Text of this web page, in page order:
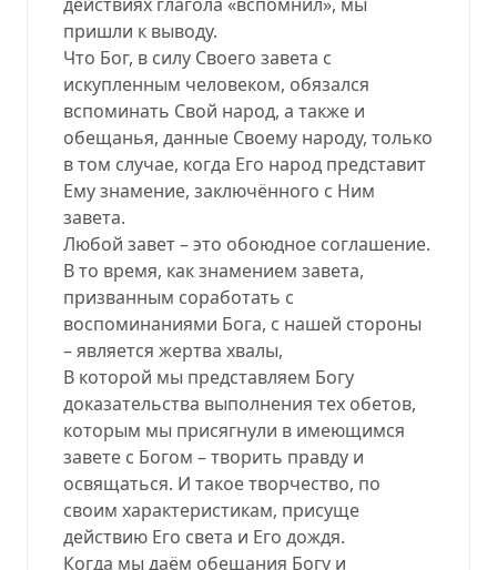
пришли к выводу.
Что Бог, в силу Своего завета с
искупленным человеком, обязался
вспоминать Свой народ, а также и
обещанья, данные Своему народу, только
в том случае, когда Его народ представит
Ему знамение, заключённого с Ним
завета.
Любой завет – это обоюдное соглашение.
В то время, как знамением завета,
призванным соработать с
воспоминаниями Бога, с нашей стороны
– является жертва хвалы,
В которой мы представляем Богу
доказательства выполнения тех обетов,
которым мы присягнули в имеющимся
завете с Богом – творить правду и
освящаться. И такое творчество, по
своим характеристикам, присуще
действию Его света и Его дождя.
Когда мы даём обещания Богу и